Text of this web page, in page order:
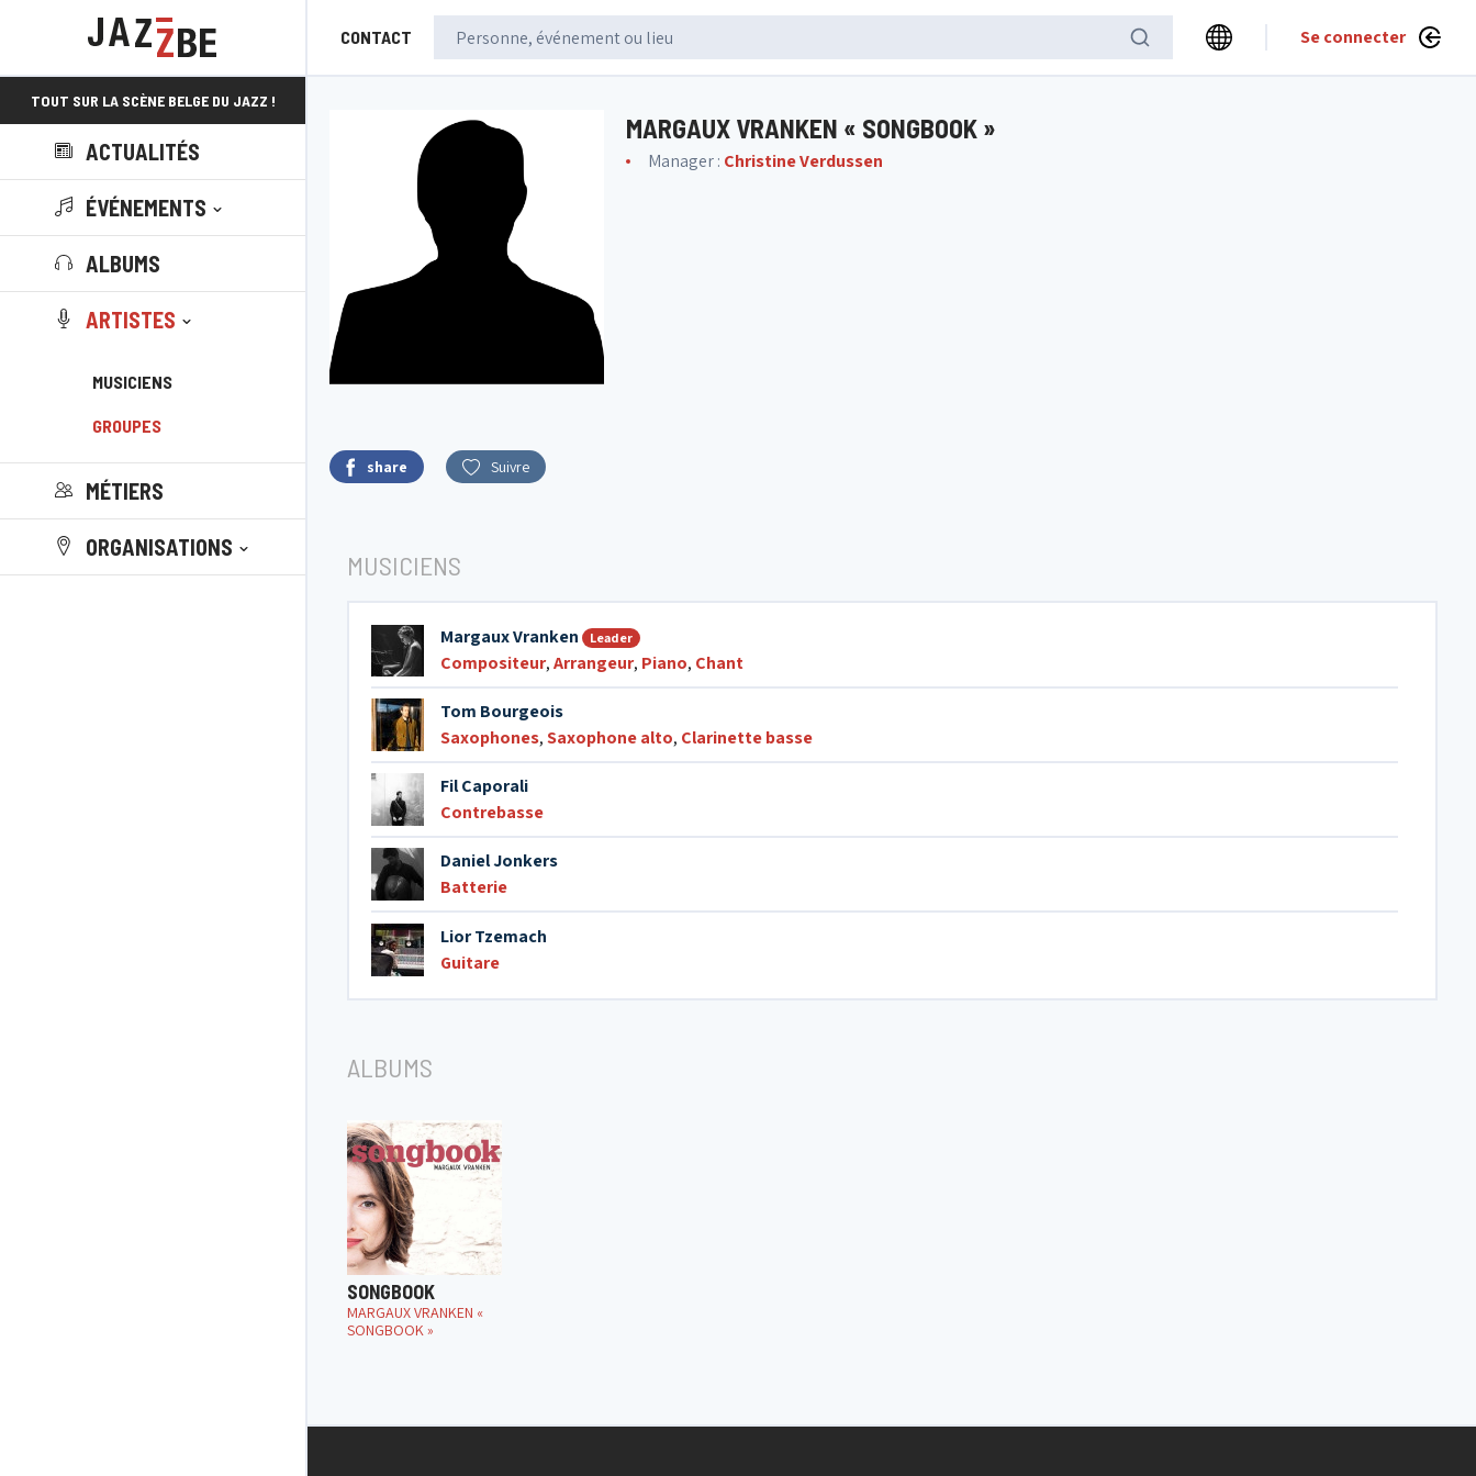
CONTACT Se connecter
TOUT SUR LA SCÈNE BELGE DU JAZZ !
ACTUALITÉS
ÉVÉNEMENTS
ALBUMS
ARTISTES
MUSICIENS
GROUPES
MÉTIERS
ORGANISATIONS
MARGAUX VRANKEN « SONGBOOK »
Manager : Christine Verdussen
share Suivre
MUSICIENS
Margaux Vranken Leader
Compositeur,Arrangeur, Piano, Chant
Tom Bourgeois
Saxophones,Saxophone alto, Clarinette basse
Fil Caporali
Contrebasse
Daniel Jonkers
Batterie
Lior Tzemach
Guitare
ALBUMS
SONGBOOK
MARGAUX VRANKEN «
SONGBOOK »